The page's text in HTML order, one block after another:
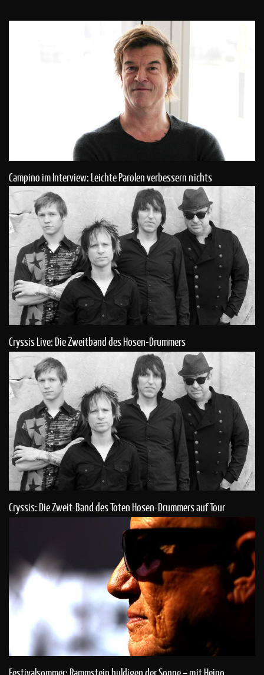
Campino im Interview: Leichte Parolen verbessern nichts
Cryssis Live: Die Zweitband des Hosen-Drummers
Cryssis: Die Zweit-Band des Toten Hosen-Drummers auf Tour